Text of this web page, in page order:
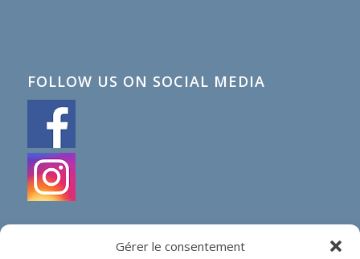
Gérer le consentement
FOLLOW US ON SOCIAL MEDIA